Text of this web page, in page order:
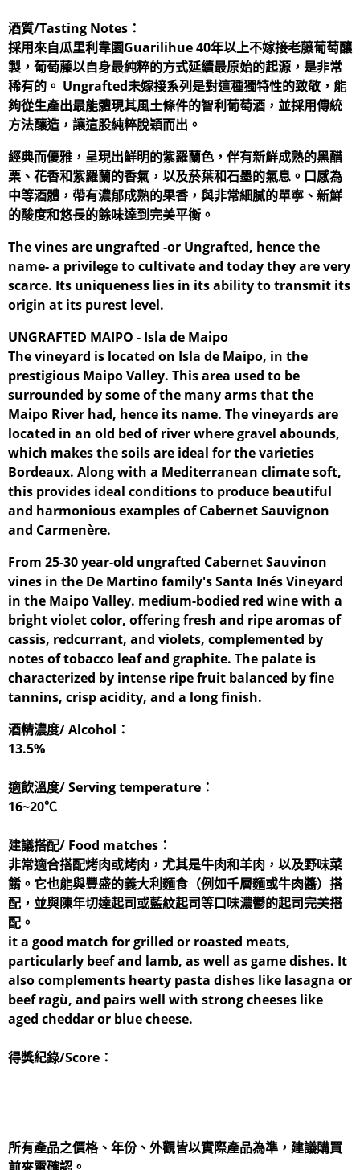
酒質/Tasting Notes：
採用來自瓜里利韋園Guarilihue 40年以上不嫁接老藤葡萄釀
製，葡萄藤以自身最純粹的方式延續最原始的起源，是非常
稀有的。 Ungrafted未嫁接系列是對這種獨特性的致敬，能
夠從生產出最能體現其風土條件的智利葡萄酒，並採用傳統
方法釀造，讓這股純粹脫穎而出。
經典而優雅，呈現出鮮明的紫羅蘭色，伴有新鮮成熟的黑醋
栗、花香和紫羅蘭的香氣，以及菸葉和石墨的氣息。口感為
中等酒體，帶有濃郁成熟的果香，與非常細膩的單寧、新鮮
的酸度和悠長的餘味達到完美平衡。
The vines are ungrafted -or Ungrafted, hence the
name- a privilege to cultivate and today they are very
scarce. Its uniqueness lies in its ability to transmit its
origin at its purest level.
UNGRAFTED MAIPO - Isla de Maipo
The vineyard is located on Isla de Maipo, in the
prestigious Maipo Valley. This area used to be
surrounded by some of the many arms that the
Maipo River had, hence its name. The vineyards are
located in an old bed of river where gravel abounds,
which makes the soils are ideal for the varieties
Bordeaux. Along with a Mediterranean climate soft,
this provides ideal conditions to produce beautiful
and harmonious examples of Cabernet Sauvignon
and Carmenère.
From 25-30 year-old ungrafted Cabernet Sauvinon
vines in the De Martino family's Santa Inés Vineyard
in the Maipo Valley. medium-bodied red wine with a
bright violet color, offering fresh and ripe aromas of
cassis, redcurrant, and violets, complemented by
notes of tobacco leaf and graphite. The palate is
characterized by intense ripe fruit balanced by fine
tannins, crisp acidity, and a long finish.
酒精濃度/ Alcohol：
13.5%
適飲溫度/ Serving temperature：
16~20℃
建議搭配/ Food matches：
非常適合搭配烤肉或烤肉，尤其是牛肉和羊肉，以及野味菜
餚。它也能與豐盛的義大利麵食（例如千層麵或牛肉醬）搭
配，並與陳年切達起司或藍紋起司等口味濃鬱的起司完美搭
配。
it a good match for grilled or roasted meats,
particularly beef and lamb, as well as game dishes. It
also complements hearty pasta dishes like lasagna or
beef ragù, and pairs well with strong cheeses like
aged cheddar or blue cheese.
得獎紀錄/Score：
所有產品之價格、年份、外觀皆以實際產品為準，建議購買